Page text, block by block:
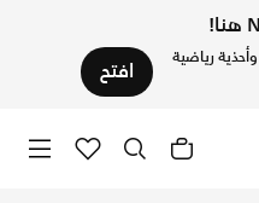
رياضية افتح